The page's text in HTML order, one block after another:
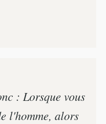
: Lorsque vous
l'homme, alors